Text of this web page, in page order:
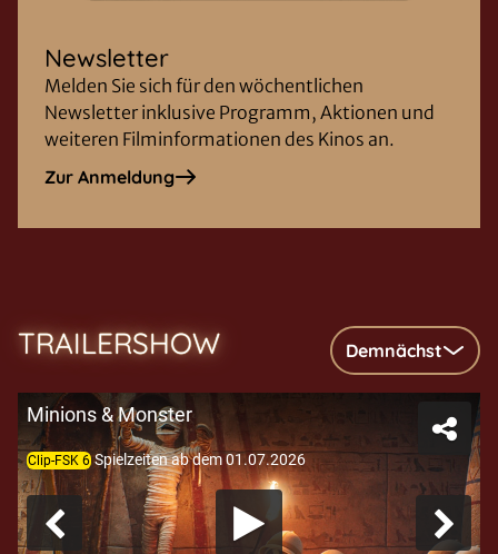
Newsletter
Melden Sie sich für den wöchentlichen
Newsletter inklusive Programm, Aktionen und
weiteren Filminformationen des Kinos an.
Zur Anmeldung
TRAILERSHOW Demnächst
Minions & Monster
Clip-FSK 6 Spielzeiten ab dem 01.07.2026